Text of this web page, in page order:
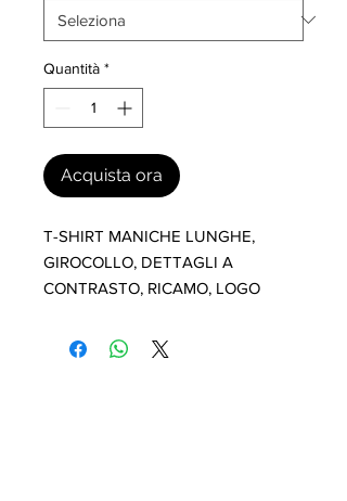
Quantità *
Acquista ora
T-SHIRT MANICHE LUNGHE,
GIROCOLLO, DETTAGLI A
CONTRASTO, RICAMO, LOGO